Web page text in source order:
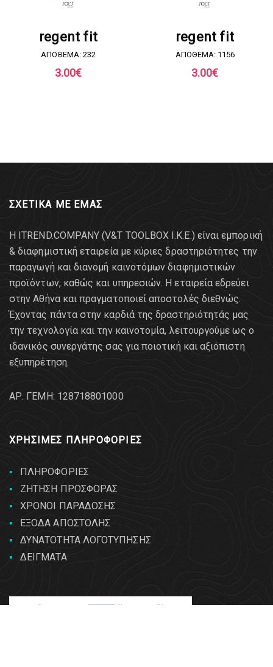
regent fit
ΑΠΟΘΕΜΑ: 232
3.00€
regent fit
ΑΠΟΘΕΜΑ: 1156
3.00€
ΣΧΕΤΙΚΑ ΜΕ ΕΜΑΣ
Η ITREND.COMPANY (V&T TOOLBOX Ι.Κ.Ε.) είναι εμπορική
& διαφημιστική εταιρεία με κύριες δραστηριότητες την
παραγωγή και διανομή καινοτόμων διαφημιστικών
προϊόντων, καθώς και υπηρεσιών. Η εταιρεία εδρεύει
στην Αθήνα και πραγματοποιεί αποστολές διεθνώς.
Έχοντας πάντα στην καρδιά της δραστηριότητάς μας
την τεχνολογία και την καινοτομία, λειτουργούμε ως ο
ιδανικός συνεργάτης σας για ποιοτική και αξιόπιστη
εξυπηρέτηση.
AΡ. ΓΕΜΗ: 128718801000
ΧΡΗΣΙΜΕΣ ΠΛΗΡΟΦΟΡΙΕΣ
ΠΛΗΡΟΦΟΡΙΕΣ
ΖΗΤΗΣΗ ΠΡΟΣΦΟΡΑΣ
ΧΡΟΝΟΙ ΠΑΡΑΔΟΣΗΣ
ΕΞΟΔΑ ΑΠΟΣΤΟΛΗΣ
ΔΥΝΑΤΟΤΗΤΑ ΛΟΓΟΤΥΠΗΣΗΣ
ΔΕΙΓΜΑΤΑ